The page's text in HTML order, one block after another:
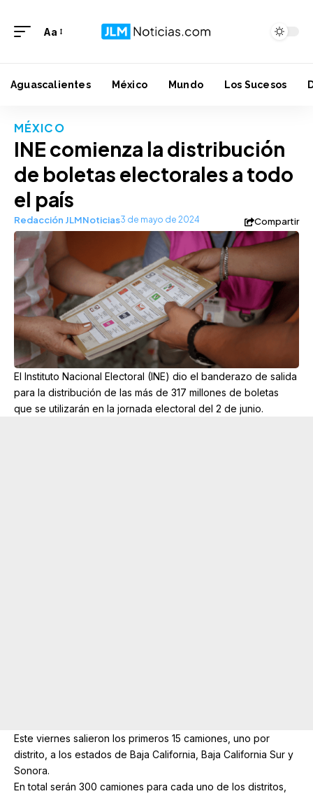
Aa
Aguascalientes México Mundo Los Sucesos
MÉXICO
INE comienza la distribución
de boletas electorales a todo
el país
Redacción JLMNoticias3 de mayo de 2024 Compartir
El Instituto Nacional Electoral (INE) dio el banderazo de salida
para la distribución de las más de 317 millones de boletas
que se utilizarán en la jornada electoral del 2 de junio.
Este viernes salieron los primeros 15 camiones, uno por
distrito, a los estados de Baja California, Baja California Sur y
Sonora.
En total serán 300 camiones para cada uno de los distritos,